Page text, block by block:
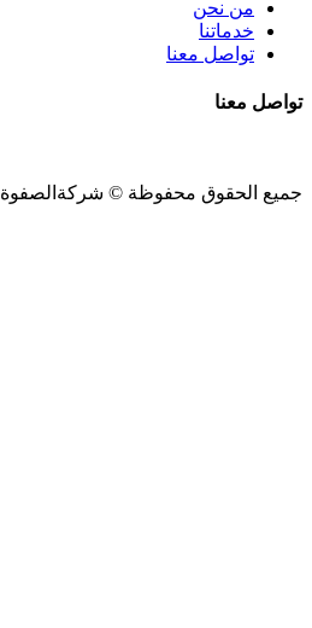
من نحن
خدماتنا
تواصل معنا
تواصل معنا
جميع الحقوق محفوظة © شركةالصفوة